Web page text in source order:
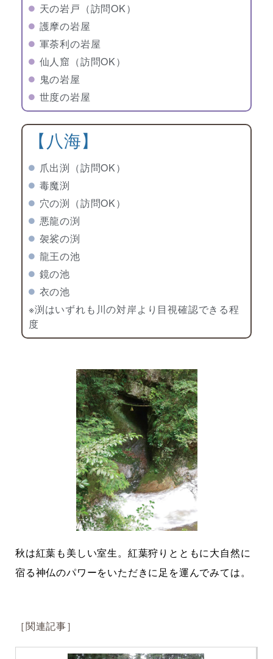
天の岩戸（訪問OK）
護摩の岩屋
軍荼利の岩屋
仙人窟（訪問OK）
鬼の岩屋
世度の岩屋
【八海】
爪出渕（訪問OK）
毒魔渕
穴の渕（訪問OK）
悪龍の渕
袈裟の渕
龍王の池
鏡の池
衣の池
※渕はいずれも川の対岸より目視確認できる程
度
秋は紅葉も美しい室生。紅葉狩りとともに大自然に
宿る神仏のパワーをいただきに足を運んでみては。
［関連記事］